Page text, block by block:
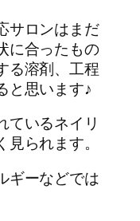
サロンはまだ
に合ったもの
る溶剤、工程
と思います♪
ているネイリ
られます。
ギーなどでは